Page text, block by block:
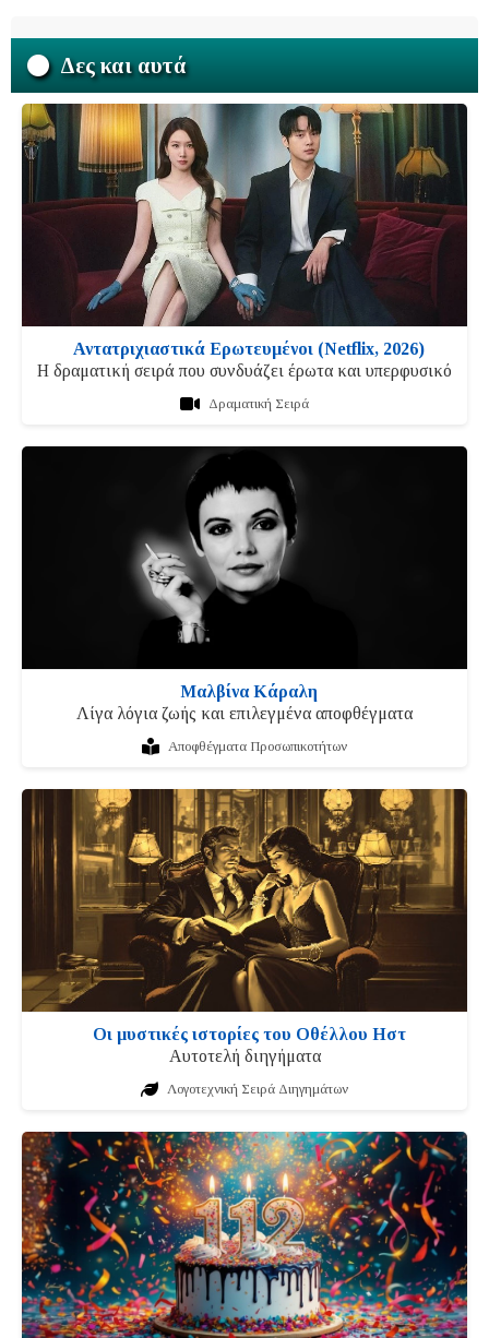
Δες και αυτά
Αντατριχιαστικά Ερωτευμένοι (Netflix, 2026)
Η δραματική σειρά που συνδυάζει έρωτα και υπερφυσικό
Δραματική Σειρά
Μαλβίνα Κάραλη
Λίγα λόγια ζωής και επιλεγμένα αποφθέγματα
Αποφθέγματα Προσωπικοτήτων
Οι μυστικές ιστορίες του Οθέλλου Ηστ
Αυτοτελή διηγήματα
Λογοτεχνική Σειρά Διηγημάτων